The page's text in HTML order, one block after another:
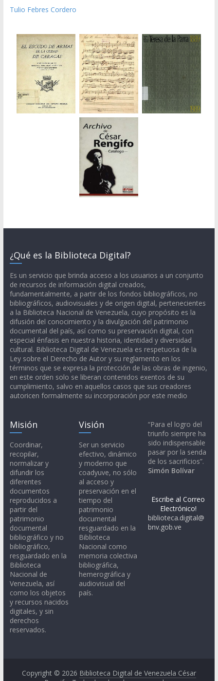
Tulio Febres Cordero
¿Qué es la Biblioteca Digital?
Es un servicio que brinda acceso a los usuarios a un conjunto
de recursos de información digital creados,
fundamentalmente, a partir de los fondos bibliográficos, no
bibliográficos, audiovisuales y de origen digital, pertenecientes
a la Biblioteca Nacional de Venezuela, cuyo propósito es la
difusión del conocimiento y la divulgación del patrimonio
documental del país, así como su preservación digital, con
especial énfasis en nuestra historia, identidad y diversidad
cultural. Biblioteca Digital de Venezuela es respetuosa de la
Ley sobre el Derecho de Autor y su reglamento en los
términos que se expresa la protección de las obras de ingenio,
en este orden solo se liberan contenidos exentos de su
cumplimiento, salvo en aquellos casos que sus creadores
autoricen formalmente su incorporación por este medio
Misión
Coordinar,
recopilar,
normalizar y
difundir los
diferentes
documentos
reproducidos a
partir del
patrimonio
documental
bibliográfico y no
bibliográfico,
resguardado en la
Biblioteca
Nacional de
Venezuela, así
como los objetos
y recursos nacidos
digitales, y sin
derechos
reservados.
Visión
Ser un servicio
efectivo, dinámico
y moderno que
coadyuve, no sólo
al acceso y
preservación en el
tiempo del
patrimonio
documental
resguardado en la
Biblioteca
Nacional como
memoria colectiva
bibliográfica,
hemerográfica y
audiovisual del
país.
“Para el logro del
triunfo siempre ha
sido indispensable
pasar por la senda
de los sacrificios”.
Simón Bolívar
Escribe al Correo
Electrónico!
biblioteca.digital@
bnv.gob.ve
Copyright © 2026 Biblioteca Digital de Venezuela César